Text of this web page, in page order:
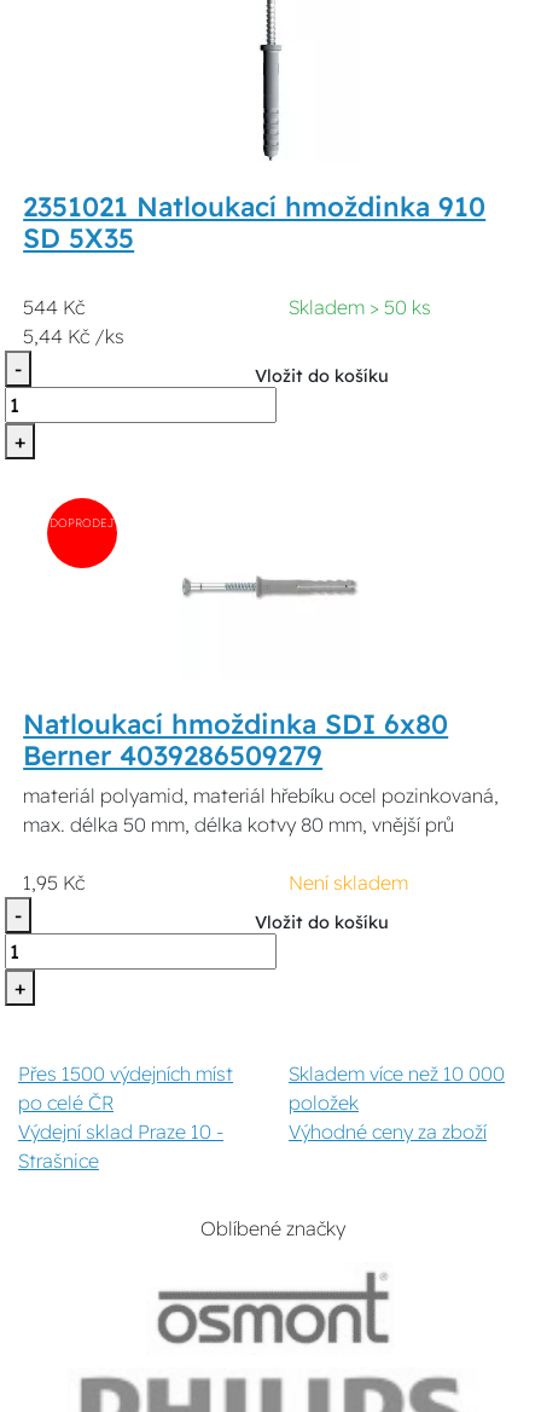
2351021 Natloukací hmoždinka 910
SD 5X35
544 Kč
5,44 Kč /ks
Skladem > 50 ks
-
+
Vložit do košíku
DOPRODEJ
Natloukací hmoždinka SDI 6x80
Berner 4039286509279
materiál polyamid, materiál hřebíku ocel pozinkovaná,
max. délka 50 mm, délka kotvy 80 mm, vnější prů
1,95 Kč
Není skladem
-
+
Vložit do košíku
Přes 1500 výdejních míst
po celé ČR
Skladem více než 10 000
položek
Výdejní sklad Praze 10 -
Strašnice
Výhodné ceny za zboží
Oblíbené značky